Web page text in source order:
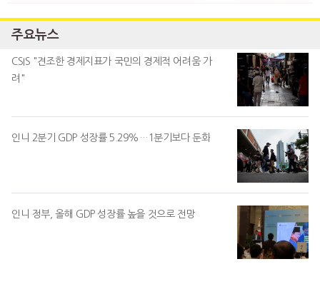
주요뉴스
CSIS "견조한 경제지표가 국민의 경제적 어려움 가
려"
인니 2분기 GDP 성장률 5.29%…1분기보다 둔화
인니 정부, 올해 GDP 성장률 높을 것으로 전망